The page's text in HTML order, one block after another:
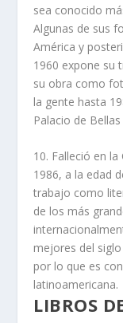
sea conocido
Algunas de sus
América y
1960 expone su
su obra como
la gente hasta
Palacio de
10. Falleció en
1986, a la edad
trabajo como
de los más
mejores del
por lo que es
latinoamericana.
LIBROS